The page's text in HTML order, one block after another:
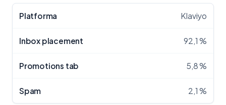
Klaviyo
92,1 %
5,8 %
2,1 %